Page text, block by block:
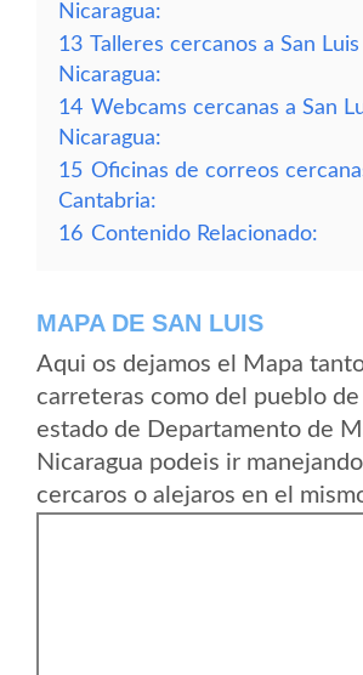
Nicaragua:
13 Talleres cercanos a San
Nicaragua:
14 Webcams cercanas a San
Nicaragua:
15 Oficinas de correos
Cantabria:
16 Contenido Relacionado:
MAPA DE SAN LUIS
Aqui os dejamos el Mapa
carreteras como del pueblo de
estado de Departamento de
Nicaragua podeis ir
cercaros o alejaros en el